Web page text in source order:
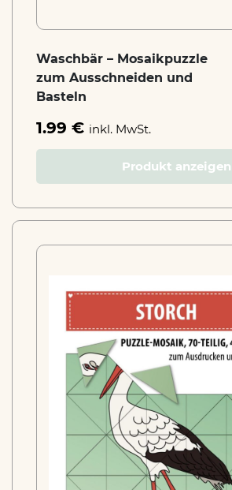
Waschbär – Mosaikpuzzle
zum Ausschneiden und
Basteln
1.99 € inkl. MwSt.
Produkt anzeigen